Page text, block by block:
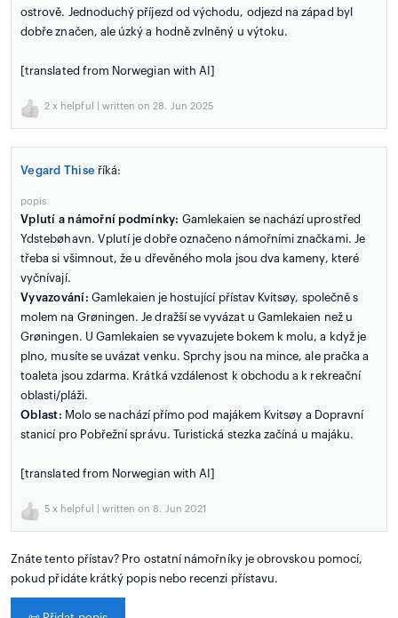
ostrově. Jednoduchý příjezd od východu, odjezd na západ byl
dobře značen, ale úzký a hodně zvlněný u výtoku.
[translated from Norwegian with AI]
2 x helpful | written on 28. Jun 2025
Vegard Thise říká:
popis
Vplutí a námořní podmínky: Gamlekaien se nachází uprostřed
Ydstebøhavn. Vplutí je dobře označeno námořními značkami. Je
třeba si všimnout, že u dřevěného mola jsou dva kameny, které
vyčnívají.
Vyvazování: Gamlekaien je hostující přístav Kvitsøy, společně s
molem na Grøningen. Je dražší se vyvázat u Gamlekaien než u
Grøningen. U Gamlekaien se vyvazujete bokem k molu, a když je
plno, musíte se uvázat venku. Sprchy jsou na mince, ale pračka a
toaleta jsou zdarma. Krátká vzdálenost k obchodu a k rekreační
oblasti/pláži.
Oblast: Molo se nachází přímo pod majákem Kvitsøy a Dopravní
stanicí pro Pobřežní správu. Turistická stezka začíná u majáku.
[translated from Norwegian with AI]
5 x helpful | written on 8. Jun 2021
Znáte tento přístav? Pro ostatní námořníky je obrovskou pomocí,
pokud přidáte krátký popis nebo recenzi přístavu.